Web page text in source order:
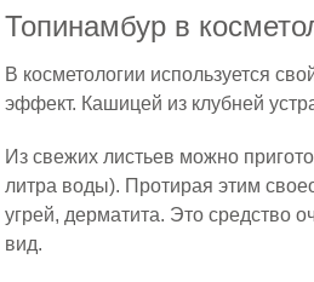
Топинамбур в
В косметологии используется
эффект. Кашицей из клубней
Из свежих листьев можно
литра воды). Протирая этим
угрей, дерматита. Это средство
вид.